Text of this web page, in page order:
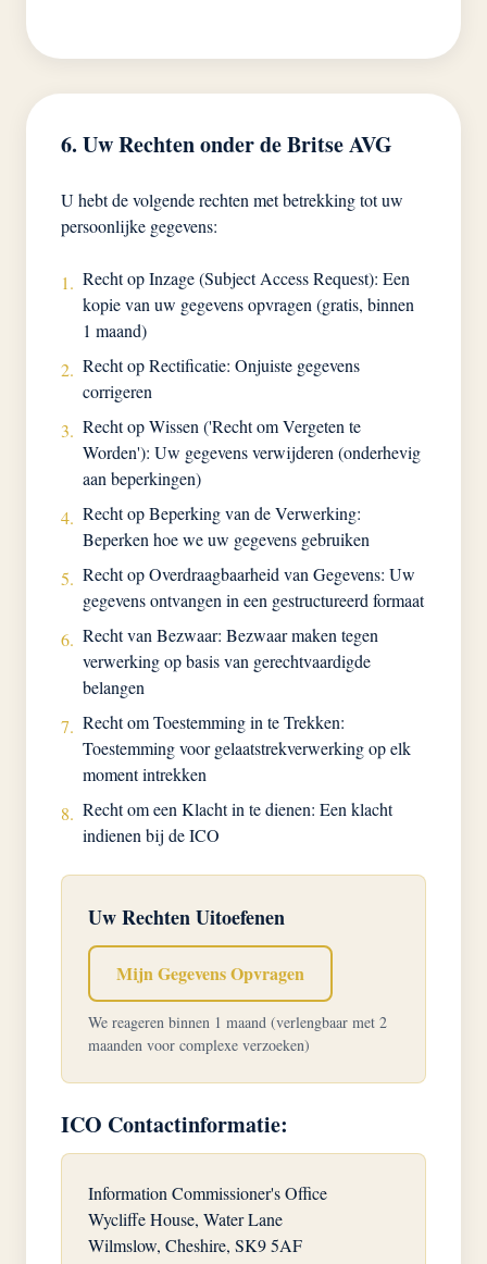
6. Uw Rechten onder de Britse AVG
U hebt de volgende rechten met betrekking tot uw
persoonlijke gegevens:
1. Recht op Inzage (Subject Access Request): Een
kopie van uw gegevens opvragen (gratis, binnen
1 maand)
2. Recht op Rectificatie: Onjuiste gegevens
corrigeren
3. Recht op Wissen ('Recht om Vergeten te
Worden'): Uw gegevens verwijderen (onderhevig
aan beperkingen)
4. Recht op Beperking van de Verwerking:
Beperken hoe we uw gegevens gebruiken
5. Recht op Overdraagbaarheid van Gegevens: Uw
gegevens ontvangen in een gestructureerd formaat
6. Recht van Bezwaar: Bezwaar maken tegen
verwerking op basis van gerechtvaardigde
belangen
7. Recht om Toestemming in te Trekken:
Toestemming voor gelaatstrekverwerking op elk
moment intrekken
8. Recht om een Klacht in te dienen: Een klacht
indienen bij de ICO
Uw Rechten Uitoefenen
Mijn Gegevens Opvragen
We reageren binnen 1 maand (verlengbaar met 2
maanden voor complexe verzoeken)
ICO Contactinformatie:
Information Commissioner's Office
Wycliffe House, Water Lane
Wilmslow, Cheshire, SK9 5AF